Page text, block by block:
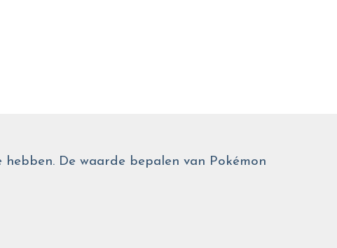
De waarde bepalen van Pokémon